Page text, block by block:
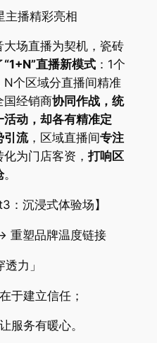
主播精彩亮相
场直播为契机，瓷砖
“1+N”直播新模式：1个
个区域分直播间精准
国经销商协同作战，统
动，却各有精准定
引流，区域直播间专注
为门店客资， 打响区
。
：沉浸式体验场】
重塑品牌温度链接
透力」
于建立信任；
服务有暖心。